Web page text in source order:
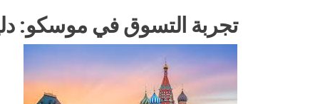
تجربة التسوق في موسكو: